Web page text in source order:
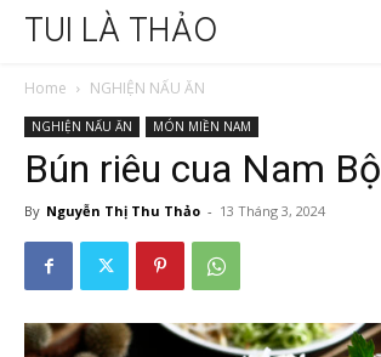
TUI LÀ THẢO
Home NGHIỆN NẤU ĂN
NGHIỆN NẤU ĂN MÓN MIỀN NAM
Bún riêu cua Nam Bộ
By Nguyễn Thị Thu Thảo - 13 Tháng 3, 2024